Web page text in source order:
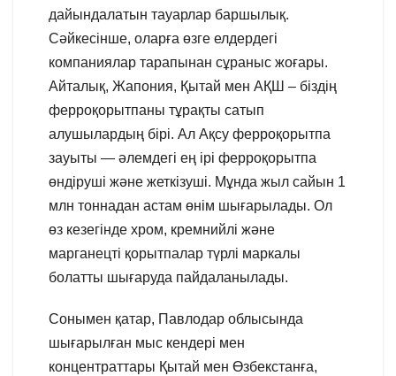
дайындалатын тауарлар баршылық.
Сәйкесінше, оларға өзге елдердегі
компаниялар тарапынан сұраныс жоғары.
Айталық, Жапония, Қытай мен АҚШ – біздің
ферроқорытпаны тұрақты сатып
алушылардың бірі. Ал Ақсу ферроқорытпа
зауыты — әлемдегі ең ірі ферроқорытпа
өндіруші және жеткізуші. Мұнда жыл сайын 1
млн тоннадан астам өнім шығарылады. Ол
өз кезегінде хром, кремнийлі және
марганецті қорытпалар түрлі маркалы
болатты шығаруда пайдаланылады.
Сонымен қатар, Павлодар облысында
шығарылған мыс кендері мен
концентраттары Қытай мен Өзбекстанға,